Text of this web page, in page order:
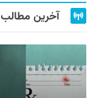
آخرین مطالب